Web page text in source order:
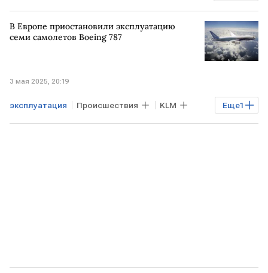
САКСОНИЯ Северные потоки
переговоры УКРАИНА
В Европе приостановили эксплуатацию
семи самолетов Boeing 787
3 мая 2025, 20:19
Еще1
эксплуатация Происшествия KLM
Boeing 787 Dreamliner